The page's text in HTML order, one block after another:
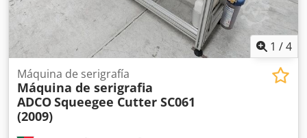
1 /4
Máquina de serigrafía
Máquina de serigrafia
ADCOSqueegee Cutter SC061
(2009)